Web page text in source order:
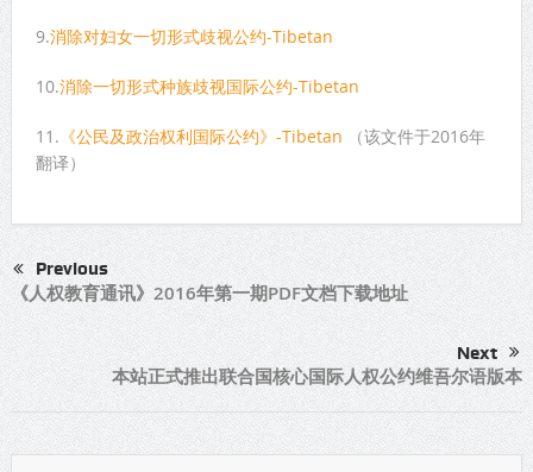
9.消除对妇女一切形式歧视公约-Tibetan
10.消除一切形式种族歧视国际公约-Tibetan
11. 《公民及政治权利国际公约》-Tibetan （该文件于2016年
翻译）
Previous
《人权教育通讯》2016年第一期PDF文档下载地址
Next
本站正式推出联合国核心国际人权公约维吾尔语版本